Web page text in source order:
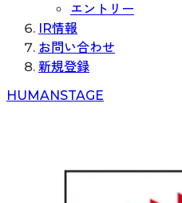
エントリー
IR情報
お問い合わせ
新規登録
HUMANSTAGE